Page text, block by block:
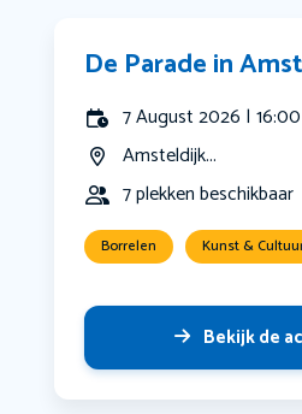
De Parade in
7 August 2026 | 16:00
Amsteldijk...
7 plekken beschikbaar
Borrelen Kunst &
Bekijk de